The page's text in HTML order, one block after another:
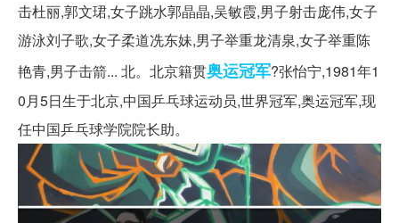
击杜丽,郭文珺,女子跳水郭晶晶,吴敏霞,男子射击庞伟,女子
游泳刘子歌,女子柔道冼东妹,男子举重龙清泉,女子举重陈
艳青,男子击箭... 北。北京籍贯奥运冠军?张怡宁,1981年1
0月5日生于北京,中国乒乓球运动员,世界冠军,奥运冠军,现
任中国乒乓球学院院长助。